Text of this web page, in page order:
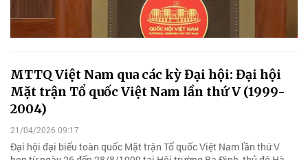
MTTQ Việt Nam qua các kỳ Đại hội: Đại hội
Mặt trận Tổ quốc Việt Nam lần thứ V (1999-
2004)
21/04/2026 09:17
Đại hội đại biểu toàn quốc Mặt trận Tổ quốc Việt Nam lần thứ V